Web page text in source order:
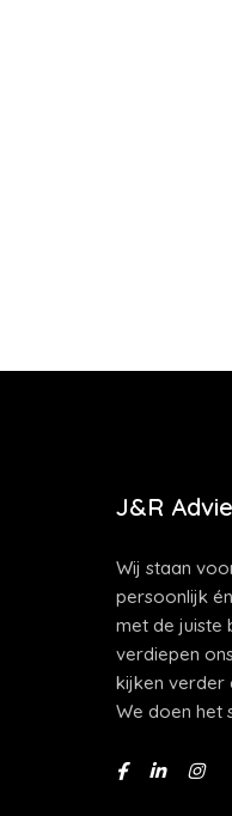
J&R
Wij staan
persoonlijk
met de juiste
verdiepen
kijken verder
We doen het